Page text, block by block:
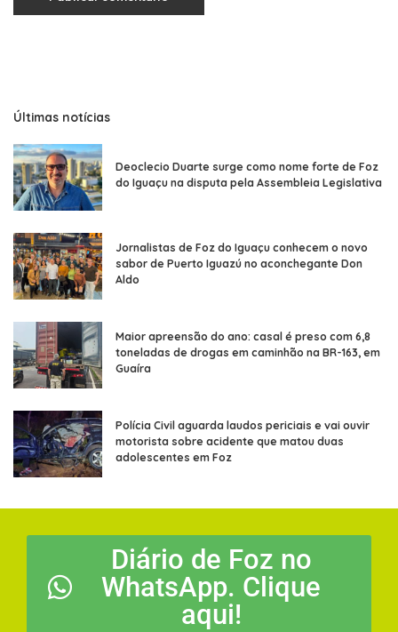
Últimas notícias
Deoclecio Duarte surge como nome forte de Foz
do Iguaçu na disputa pela Assembleia Legislativa
Jornalistas de Foz do Iguaçu conhecem o novo
sabor de Puerto Iguazú no aconchegante Don
Aldo
Maior apreensão do ano: casal é preso com 6,8
toneladas de drogas em caminhão na BR-163, em
Guaíra
Polícia Civil aguarda laudos periciais e vai ouvir
motorista sobre acidente que matou duas
adolescentes em Foz
Diário de Foz no
WhatsApp. Clique
aqui!